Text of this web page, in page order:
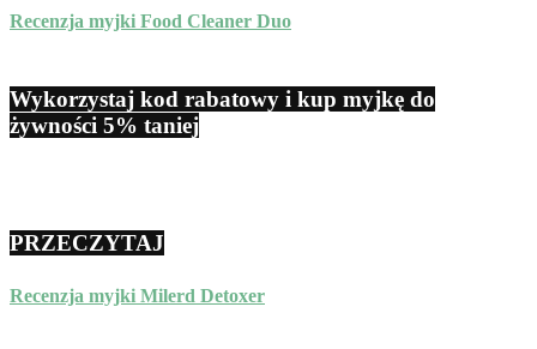
Recenzja myjki Food Cleaner Duo
Wykorzystaj kod rabatowy i kup myjkę do
żywności 5% taniej
PRZECZYTAJ
Recenzja myjki Milerd Detoxer